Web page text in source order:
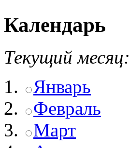
Календарь
Текущий месяц:
Январь
Февраль
Март